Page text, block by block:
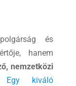
és
hanem
nemzetközi
Egy kiváló